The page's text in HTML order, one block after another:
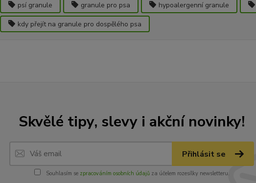
psí granule granule pro psa hypoalergenní granule
kdy přejít na granule pro dospělého psa
Skvělé tipy, slevy i akční novinky!
Přihlásit se
Souhlasím se zpracováním osobních údajůza účelem rozesílky newsletteru.